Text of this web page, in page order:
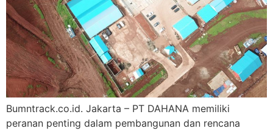
Bumntrack.co.id. Jakarta – PT DAHANA memiliki
peranan penting dalam pembangunan dan rencana